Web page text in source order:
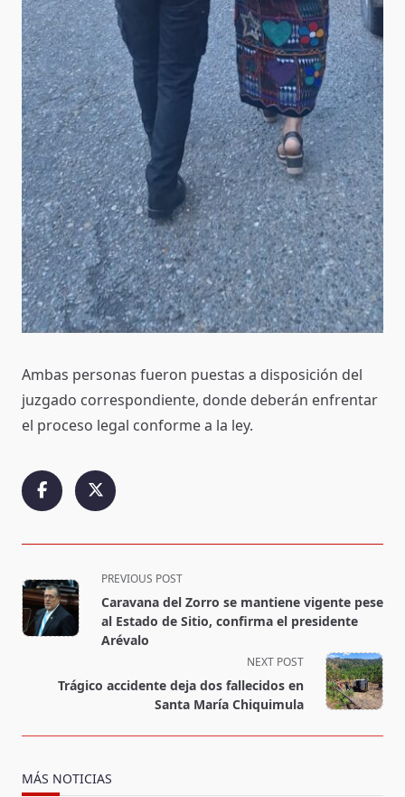
Ambas personas fueron puestas a disposición del
juzgado correspondiente, donde deberán enfrentar
el proceso legal conforme a la ley.
<span
class="nav-
subtitle
screen-
text">Page</span>
PREVIOUS POST
Caravana del Zorro se mantiene vigente pese
al Estado de Sitio, confirma el presidente
Arévalo
NEXT POST
Trágico accidente deja dos fallecidos en
Santa María Chiquimula
MÁS NOTICIAS